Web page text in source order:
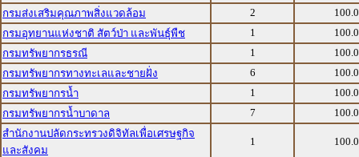
กรมส่งเสริมคุณภาพสิ่งแวดล้อม
2
กรมอุทยานแห่งชาติ สัตว์ป่า และพันธุ์พืช
1
กรมทรัพยากรธรณี
1
กรมทรัพยากรทางทะเลและชายฝั่ง
6
กรมทรัพยากรน้ำ
1
กรมทรัพยากรน้ำบาดาล
7
สำนักงานปลัดกระทรวงดิจิทัลเพื่อเศรษฐกิจ
และสังคม
1